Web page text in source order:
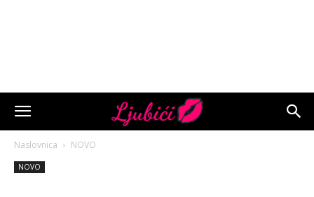
Naslovnica NOVO
NOVO